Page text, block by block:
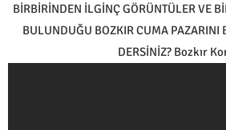
BİRBİRİNDEN İLGİNÇ GÖRÜNTÜLER VE
BULUNDUĞU BOZKIR CUMA PAZARINI
DERSİNİZ? Bozkır